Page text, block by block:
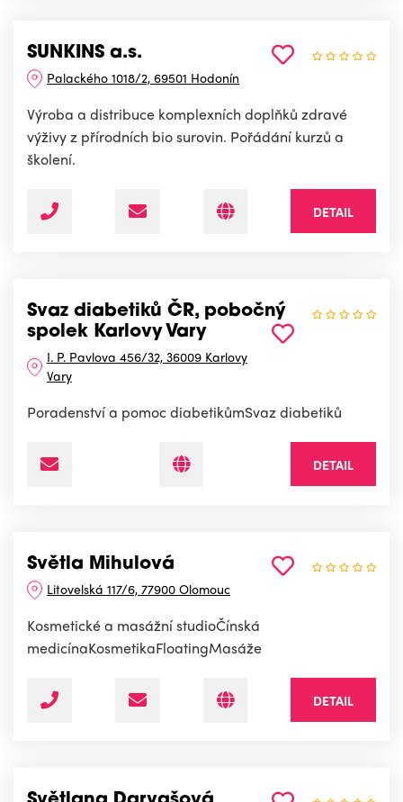
SUNKINS a.s.
Palackého 1018/2, 69501 Hodonín
Výroba a distribuce komplexních doplňků zdravé
výživy z přírodních bio surovin. Pořádání kurzů a
školení.
DETAIL
Svaz diabetiků ČR, pobočný
spolek Karlovy Vary
I. P. Pavlova 456/32, 36009 Karlovy
Vary
Poradenství a pomoc diabetikůmSvaz diabetiků
DETAIL
Světla Mihulová
Litovelská 117/6, 77900 Olomouc
Kosmetické a masážní studioČínská
medicínaKosmetikaFloatingMasáže
DETAIL